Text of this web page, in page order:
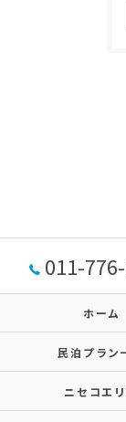
011-
ホーム
民泊プラン
ニセコエ